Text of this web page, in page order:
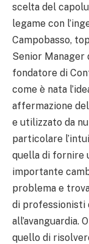
scelta del
legame con
Campobasso,
Senior Manager
fondatore di
come è nata
affermazione
e utilizzato da
particolare
quella di fornire
importante
problema e
di professionisti
all’avanguardia.
quello di